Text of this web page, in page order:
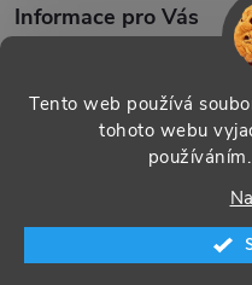
Tento web používá
tohoto webu
používáním.
Informace pro Vás
Copyright 2026